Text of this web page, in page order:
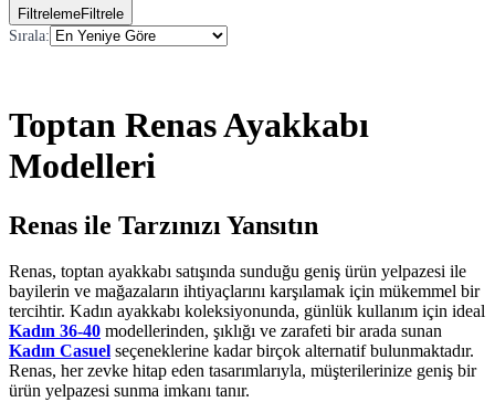
FiltrelemeFiltrele
Sırala:
Toptan Renas Ayakkabı
Modelleri
Renas ile Tarzınızı Yansıtın
Renas, toptan ayakkabı satışında sunduğu geniş ürün yelpazesi ile
bayilerin ve mağazaların ihtiyaçlarını karşılamak için mükemmel bir
tercihtir. Kadın ayakkabı koleksiyonunda, günlük kullanım için ideal
Kadın 36-40 modellerinden, şıklığı ve zarafeti bir arada sunan
Kadın Casuel seçeneklerine kadar birçok alternatif bulunmaktadır.
Renas, her zevke hitap eden tasarımlarıyla, müşterilerinize geniş bir
ürün yelpazesi sunma imkanı tanır.